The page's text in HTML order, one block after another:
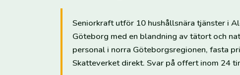
Seniorkraft utför 10 hushållsnära tjänster i
Göteborg med en blandning av tätort och
personal i norra Göteborgsregionen, fasta
Skatteverket direkt. Svar på offert inom 24